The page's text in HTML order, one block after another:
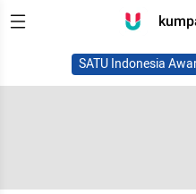
SATU Indonesia